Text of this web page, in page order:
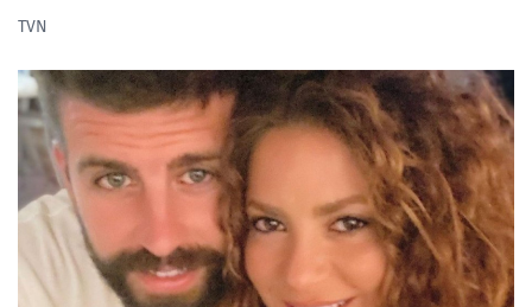
PROGRAMAS
TELESERIES
NTV
ACTUALIDAD Y TENDENCIAS
CORPORATIVO Y TRANSPARENCIA
TVN